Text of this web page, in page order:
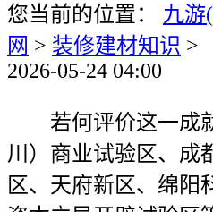
您当前的位置： 九游
网 > 装修建材知识 >
2026-05-24 04:00
若何评价这一成
川）商业试验区、成
区、天府新区、绵阳